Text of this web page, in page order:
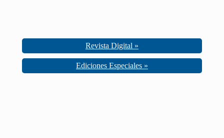
Revista Digital »
Ediciones Especiales »